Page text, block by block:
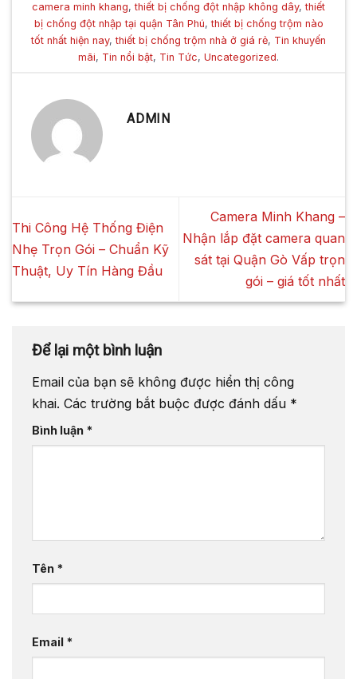
camera minh khang,thiết bị chống đột nhập không dây,thiết
bị chống đột nhập tại quận Tân Phú,thiết bị chống trộm nào
tốt nhất hiện nay,thiết bị chống trộm nhà ở giá rẻ, Tin khuyến
mãi, Tin nổi bật, Tin Tức, Uncategorized.
ADMIN
Thi Công Hệ Thống Điện
Nhẹ Trọn Gói – Chuẩn Kỹ
Thuật, Uy Tín Hàng Đầu
Camera Minh Khang –
Nhận lắp đặt camera quan
sát tại Quận Gò Vấp trọn
gói – giá tốt nhất
Để lại một bình luận
Email của bạn sẽ không được hiển thị công
khai. Các trường bắt buộc được đánh dấu *
Bình luận *
Tên *
Email *